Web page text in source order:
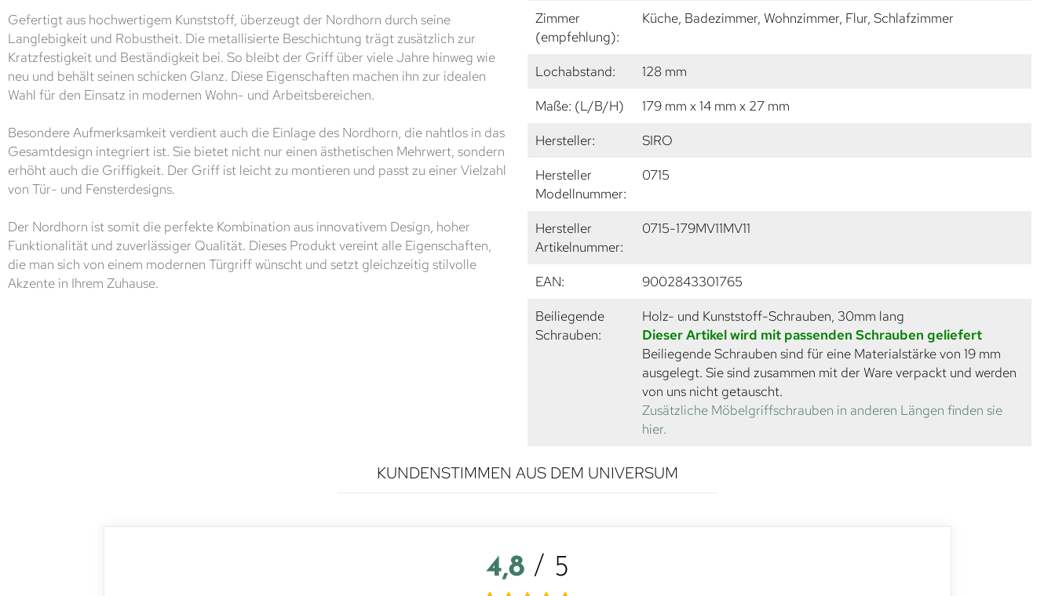
Gefertigt aus hochwertigem Kunststoff, überzeugt der Nordhorn durch seine
Langlebigkeit und Robustheit. Die metallisierte Beschichtung trägt zusätzlich zur
Kratzfestigkeit und Beständigkeit bei. So bleibt der Griff über viele Jahre hinweg wie
neu und behält seinen schicken Glanz. Diese Eigenschaften machen ihn zur idealen
Wahl für den Einsatz in modernen Wohn- und Arbeitsbereichen.
Besondere Aufmerksamkeit verdient auch die Einlage des Nordhorn, die nahtlos in das
Gesamtdesign integriert ist. Sie bietet nicht nur einen ästhetischen Mehrwert, sondern
erhöht auch die Griffigkeit. Der Griff ist leicht zu montieren und passt zu einer Vielzahl
von Tür- und Fensterdesigns.
Der Nordhorn ist somit die perfekte Kombination aus innovativem Design, hoher
Funktionalität und zuverlässiger Qualität. Dieses Produkt vereint alle Eigenschaften,
die man sich von einem modernen Türgriff wünscht und setzt gleichzeitig stilvolle
Akzente in Ihrem Zuhause.
Zimmer
(empfehlung):
Küche, Badezimmer, Wohnzimmer, Flur, Schlafzimmer
Lochabstand:
128 mm
Maße: (L/B/H)
179 mm x 14 mm x 27 mm
Hersteller:
SIRO
Hersteller
Modellnummer:
0715
Hersteller
Artikelnummer:
0715-179MV11MV11
EAN:
9002843301765
Beiliegende
Schrauben:
Holz- und Kunststoff-Schrauben, 30mm lang
Dieser Artikel wird mit passenden Schrauben geliefert
Beiliegende Schrauben sind für eine Materialstärke von 19 mm
ausgelegt. Sie sind zusammen mit der Ware verpackt und werden
von uns nicht getauscht.
Zusätzliche Möbelgriffschrauben in anderen Längen finden sie
hier.
KUNDENSTIMMEN AUS DEM UNIVERSUM
4,8 / 5